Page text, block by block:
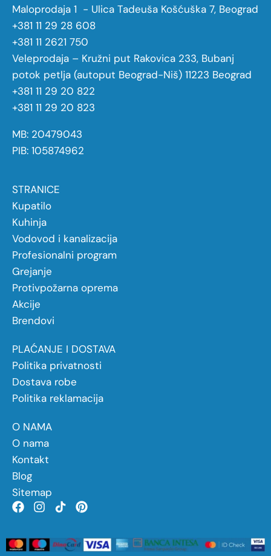
Maloprodaja 1 - Ulica Tadeuša Košćuška 7, Beograd
+381 11 29 28 608
+381 11 2621 750
Veleprodaja – Kružni put Rakovica 233, Bubanj
potok petlja (autoput Beograd-Niš) 11223 Beograd
+381 11 29 20 822
+381 11 29 20 823
MB: 20479043
PIB: 105874962
STRANICE
Kupatilo
Kuhinja
Vodovod i kanalizacija
Profesionalni program
Grejanje
Protivpožarna oprema
Akcije
Brendovi
PLAĆANJE I DOSTAVA
Politika privatnosti
Dostava robe
Politika reklamacija
O NAMA
O nama
Kontakt
Blog
Sitemap